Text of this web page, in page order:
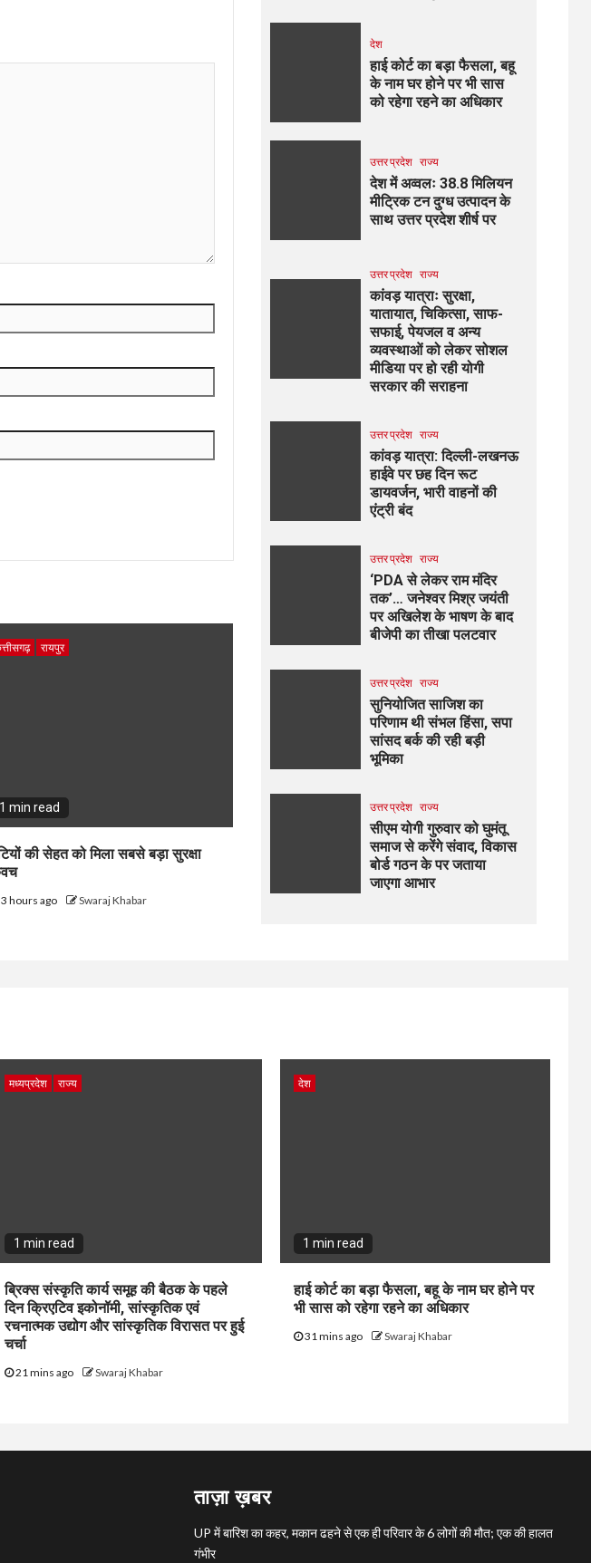
रायपुर
1 min read
की सेहत को मिला सबसे बड़ा सुरक्षा
3 hours ago Swaraj Khabar
देश
हाई कोर्ट का बड़ा फैसला, बहू
के नाम घर होने पर भी सास
को रहेगा रहने का अधिकार
उत्तर प्रदेश राज्य
देश में अव्वलः 38.8 मिलियन
मीट्रिक टन दुग्ध उत्पादन के
साथ उत्तर प्रदेश शीर्ष पर
उत्तर प्रदेश राज्य
कांवड़ यात्राः सुरक्षा,
यातायात, चिकित्सा, साफ-
सफाई, पेयजल व अन्य
व्यवस्थाओं को लेकर सोशल
मीडिया पर हो रही योगी
सरकार की सराहना
उत्तर प्रदेश राज्य
कांवड़ यात्रा: दिल्ली-लखनऊ
हाईवे पर छह दिन रूट
डायवर्जन, भारी वाहनों की
एंट्री बंद
उत्तर प्रदेश राज्य
‘PDA से लेकर राम मंदिर
तक’… जनेश्वर मिश्र जयंती
पर अखिलेश के भाषण के बाद
बीजेपी का तीखा पलटवार
उत्तर प्रदेश राज्य
सुनियोजित साजिश का
परिणाम थी संभल हिंसा, सपा
सांसद बर्क की रही बड़ी
भूमिका
उत्तर प्रदेश राज्य
सीएम योगी गुरुवार को घुमंतू
समाज से करेंगे संवाद, विकास
बोर्ड गठन के पर जताया
जाएगा आभार
मध्यप्रदेश राज्य
1 min read
ब्रिक्स संस्कृति कार्य समूह की बैठक के पहले
दिन क्रिएटिव इकोनॉमी, सांस्कृतिक एवं
रचनात्मक उद्योग और सांस्कृतिक विरासत पर हुई
चर्चा
21 mins ago Swaraj Khabar
देश
1 min read
हाई कोर्ट का बड़ा फैसला, बहू के नाम घर होने पर
भी सास को रहेगा रहने का अधिकार
31 mins ago Swaraj Khabar
ताज़ा ख़बर
UP में बारिश का कहर, मकान ढहने से एक ही परिवार के 6 लोगों की मौत; एक की हालत
गंभीर